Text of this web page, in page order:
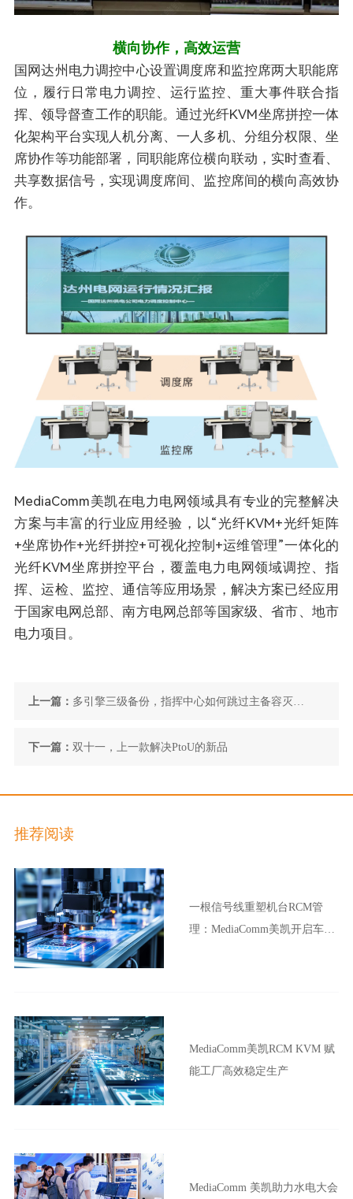
横向协作，高效运营
国网达州电力调控中心设置调度席和监控席两大职能席
位，履行日常电力调控、运行监控、重大事件联合指
挥、领导督查工作的职能。通过光纤KVM坐席拼控一体
化架构平台实现人机分离、一人多机、分组分权限、坐
席协作等功能部署，同职能席位横向联动，实时查看、
共享数据信号，实现调度席间、监控席间的横向高效协
作。
MediaComm美凯在电力电网领域具有专业的完整解决
方案与丰富的行业应用经验，以“光纤KVM+光纤矩阵
+坐席协作+光纤拼控+可视化控制+运维管理”一体化的
光纤KVM坐席拼控平台，覆盖电力电网领域调控、指
挥、运检、监控、通信等应用场景，解决方案已经应用
于国家电网总部、南方电网总部等国家级、省市、地市
电力项目。
上一篇： 多引擎三级备份，指挥中心如何跳过主备容灭实
现应急直连？
下一篇： 双十一，上一款解决PtoU的新品
推荐阅读
一根信号线重塑机台RCM管
理：MediaComm美凯开启车企
MediaComm美凯RCM KVM 赋
能工厂高效稳定生产
MediaComm 美凯助力水电大会